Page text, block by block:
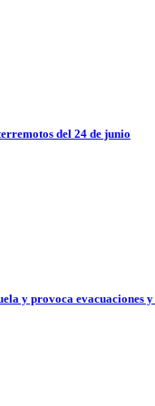
del 24 de junio
y provoca evacuaciones